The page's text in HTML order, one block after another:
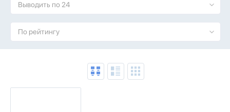
Выводить по 24
По рейтингу